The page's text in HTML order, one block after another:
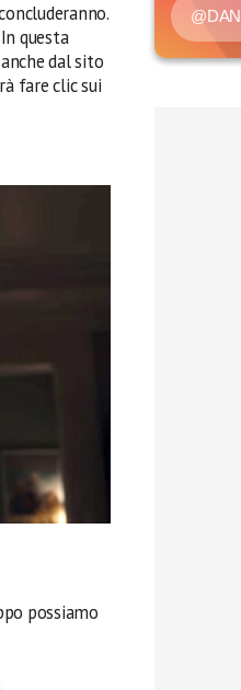
questa
dal sito
fare clic sui
possiamo